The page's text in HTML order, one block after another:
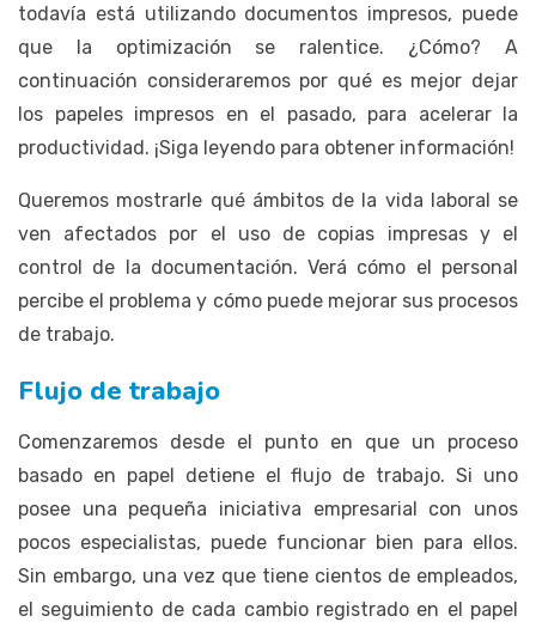
todavía está utilizando documentos impresos, puede
que la optimización se ralentice. ¿Cómo? A
continuación consideraremos por qué es mejor dejar
los papeles impresos en el pasado, para acelerar la
productividad. ¡Siga leyendo para obtener información!
Queremos mostrarle qué ámbitos de la vida laboral se
ven afectados por el uso de copias impresas y el
control de la documentación. Verá cómo el personal
percibe el problema y cómo puede mejorar sus procesos
de trabajo.
Flujo de trabajo
Comenzaremos desde el punto en que un proceso
basado en papel detiene el flujo de trabajo. Si uno
posee una pequeña iniciativa empresarial con unos
pocos especialistas, puede funcionar bien para ellos.
Sin embargo, una vez que tiene cientos de empleados,
el seguimiento de cada cambio registrado en el papel